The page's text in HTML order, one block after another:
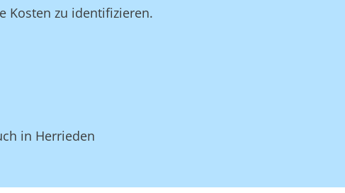
Kosten zu identifizieren.
in Herrieden